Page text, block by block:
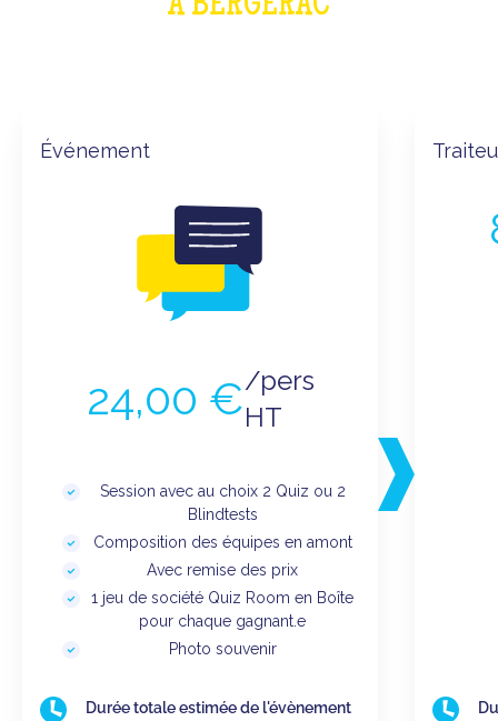
Événement
24,00 €/pers
HT
Session avec au choix 2 Quiz ou 2
Blindtests
Composition des équipes en amont
Avec remise des prix
1 jeu de société Quiz Room en Boîte
pour chaque gagnant.e
Photo souvenir
Durée totale estimée de l'évènement